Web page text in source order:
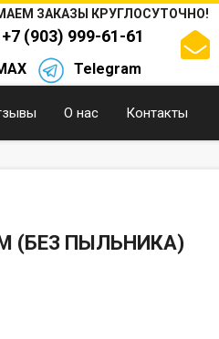
ЗАКАЗЫ КРУГЛОСУТОЧНО!
(903) 999-61-61
Telegram
О нас Контакты
(БЕЗ ПЫЛЬНИКА)